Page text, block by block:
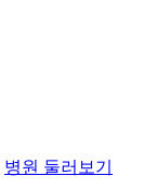
병원 둘러보기